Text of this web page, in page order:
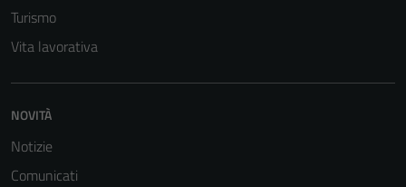
Turismo
Vita lavorativa
NOVITÀ
Notizie
Comunicati